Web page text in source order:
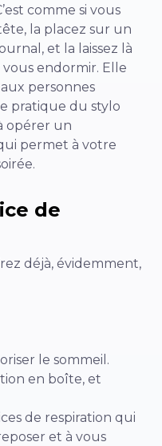
comme si vous
la placez sur un
et la laissez là
endormir. Elle
personnes
pratique du stylo
opérer un
permet à votre
de
déjà, évidemment,
le sommeil.
en boîte, et
de respiration qui
et à vous